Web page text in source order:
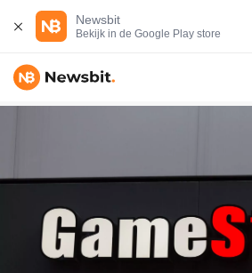
Newsbit
Bekijk in de Google Play store